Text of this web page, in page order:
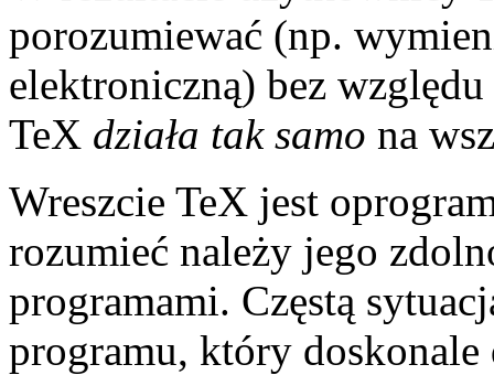
porozumiewać (np.
elektroniczną) bez
TeX działa tak samo na
Wreszcie TeX jest
rozumieć należy jego
programami. Częstą
programu, który